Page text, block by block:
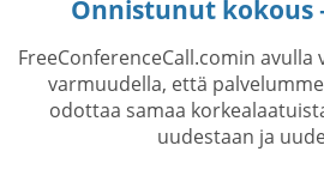
Onnistunut kokous
FreeConferenceCall.comin
varmuudella, että
odottaa samaa
uudestaan ​​ja